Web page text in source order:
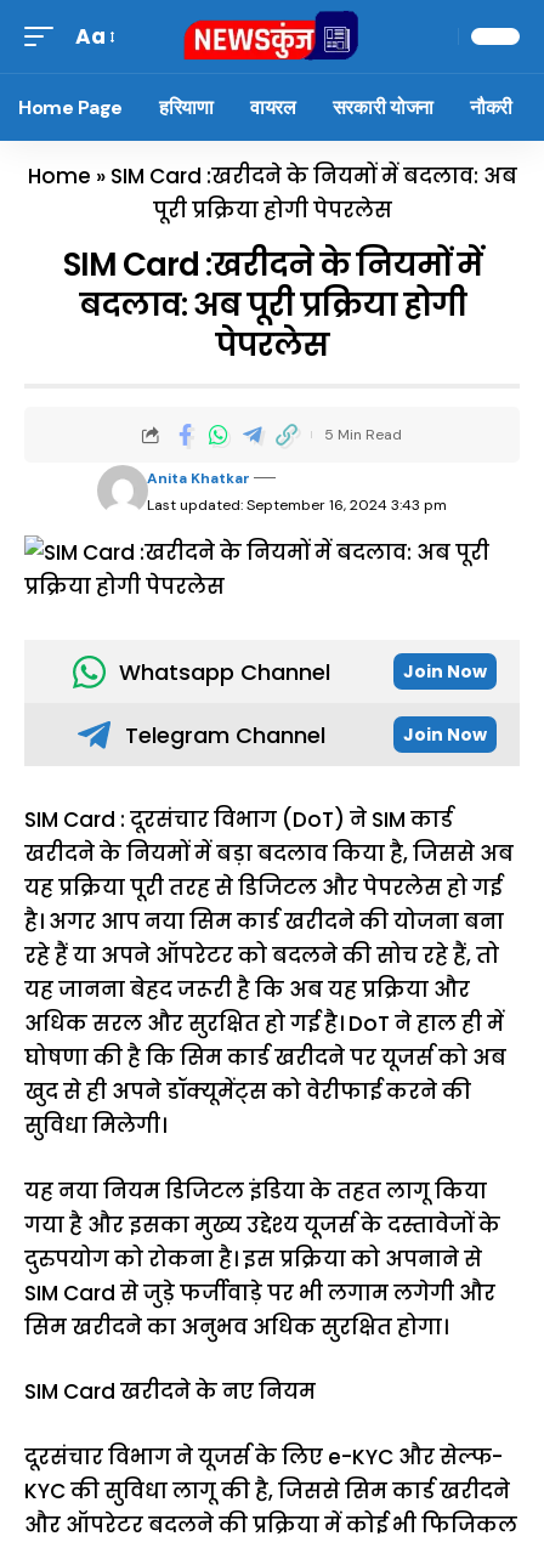
Aa
Home Page हरियाणा वायरल सरकारी योजना नौकरी
Home » SIM Card :खरीदने के नियमों में बदलाव: अब
पूरी प्रक्रिया होगी पेपरलेस
SIM Card :खरीदने के नियमों में
बदलाव: अब पूरी प्रक्रिया होगी
पेपरलेस
Last updated: September 16, 2024 3:43 pm
Anita Khatkar
5 Min Read
Whatsapp Channel Join Now
Telegram Channel Join Now
SIM Card : दूरसंचार विभाग (DoT) ने SIM कार्ड
खरीदने के नियमों में बड़ा बदलाव किया है, जिससे अब
यह प्रक्रिया पूरी तरह से डिजिटल और पेपरलेस हो गई
है। अगर आप नया सिम कार्ड खरीदने की योजना बना
रहे हैं या अपने ऑपरेटर को बदलने की सोच रहे हैं, तो
यह जानना बेहद जरूरी है कि अब यह प्रक्रिया और
अधिक सरल और सुरक्षित हो गई है। DoT ने हाल ही में
घोषणा की है कि सिम कार्ड खरीदने पर यूजर्स को अब
खुद से ही अपने डॉक्यूमेंट्स को वेरीफाई करने की
सुविधा मिलेगी।
यह नया नियम डिजिटल इंडिया के तहत लागू किया
गया है और इसका मुख्य उद्देश्य यूजर्स के दस्तावेजों के
दुरुपयोग को रोकना है। इस प्रक्रिया को अपनाने से
SIM Card से जुड़े फर्जीवाड़े पर भी लगाम लगेगी और
सिम खरीदने का अनुभव अधिक सुरक्षित होगा।
SIM Card खरीदने के नए नियम
दूरसंचार विभाग ने यूजर्स के लिए e-KYC और सेल्फ-
KYC की सुविधा लागू की है, जिससे सिम कार्ड खरीदने
और ऑपरेटर बदलने की प्रक्रिया में कोई भी फिजिकल